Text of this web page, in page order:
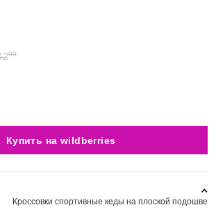
00
Купить на wildberries
Кроссовки спортивные кеды на плоской подошве